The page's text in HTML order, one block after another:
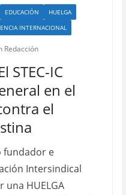
EDUCACIÓN
HUELGA
INTERNACIONAL
Redacción
STEC-IC
en el
el
fundador e
Intersindical
una HUELGA